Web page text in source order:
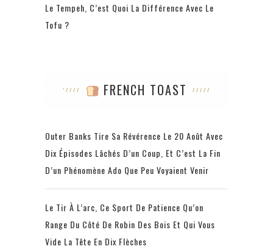
Le Tempeh, C’est Quoi La Différence Avec Le
Tofu ?
FRENCH TOAST
Outer Banks Tire Sa Révérence Le 20 Août Avec
Dix Épisodes Lâchés D’un Coup, Et C’est La Fin
D’un Phénomène Ado Que Peu Voyaient Venir
Le Tir À L’arc, Ce Sport De Patience Qu’on
Range Du Côté De Robin Des Bois Et Qui Vous
Vide La Tête En Dix Flèches